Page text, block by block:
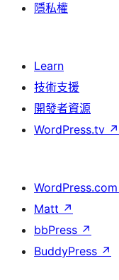
隱私權
Learn
技術支援
開發者資源
WordPress.tv ↗
WordPress.com
Matt ↗
bbPress ↗
BuddyPress ↗